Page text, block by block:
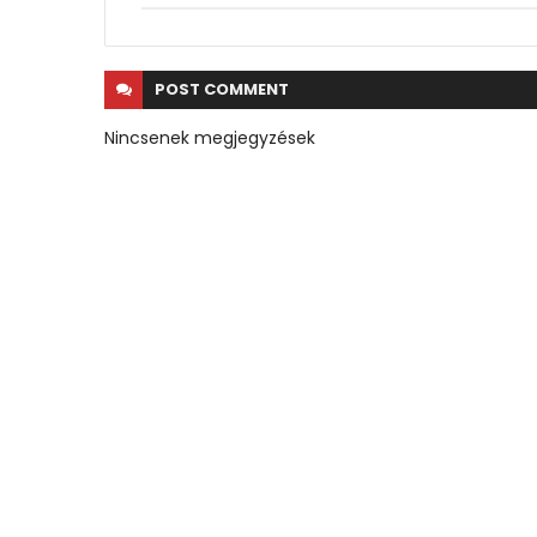
POST COMMENT
Nincsenek megjegyzések